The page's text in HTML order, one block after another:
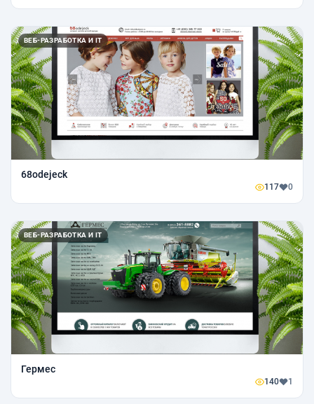
ВЕБ-РАЗРАБОТКА И IT
68odejeck
117 0
ВЕБ-РАЗРАБОТКА И IT
Гермес
140 1